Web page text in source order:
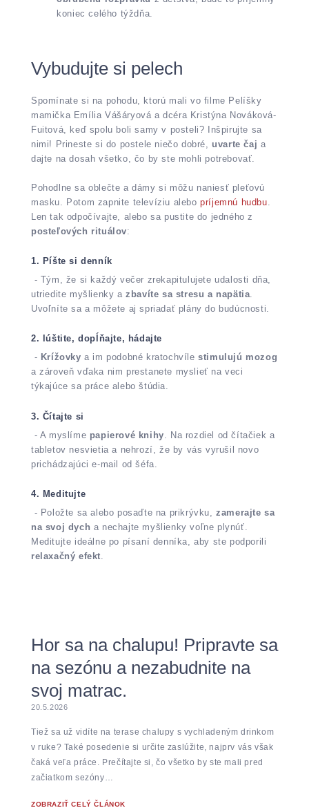
koniec celého týždňa.
Vybudujte si pelech
Spomínate si na pohodu, ktorú mali vo filme Pelíšky
mamička Emília Vášáryová a dcéra Kristýna Nováková-
Fuitová, keď spolu boli samy v posteli? Inšpirujte sa
nimi! Prineste si do postele niečo dobré,uvarte čaj a
dajte na dosah všetko, čo by ste mohli potrebovať.
Pohodlne sa oblečte a dámy si môžu naniesť pleťovú
masku. Potom zapnite televíziu alebopríjemnú hudbu
Len tak odpočívajte, alebo sa pustite do jedného z
posteľových rituálov:
1. Píšte si denník
- Tým, že si každý večer zrekapitulujete udalosti dňa,
utriedite myšlienky azbavíte sa stresu a napätia
Uvoľníte sa a môžete aj spriadať plány do budúcnosti.
2. lúštite, dopĺňajte, hádajte
- Krížovky a im podobné kratochvílestimulujú mozog
a zároveň vďaka nim prestanete myslieť na veci
týkajúce sa práce alebo štúdia.
3. Čítajte si
- A myslíme papierové knihy . Na rozdiel od čítačiek a
tabletov nesvietia a nehrozí, že by vás vyrušil novo
prichádzajúci e-mail od šéfa.
4. Meditujte
- Položte sa alebo posaďte na prikrývku,zamerajte sa
na svoj dych a nechajte myšlienky voľne plynúť.
Meditujte ideálne po písaní denníka, aby ste podporili
relaxačný efekt.
Hor sa na chalupu! Pripravte sa
na sezónu a nezabudnite na
svoj matrac.
20.5.2026
Tiež sa už vidíte na terase chalupy s vychladeným drinkom
v ruke? Také posedenie si určite zaslúžite, najprv vás však
čaká veľa práce. Prečítajte si, čo všetko by ste mali pred
začiatkom sezóny…
ZOBRAZIŤ CELÝ ČLÁNOK